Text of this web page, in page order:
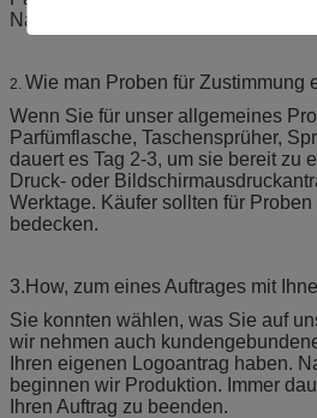
Nagellackentfernerflasche, Auslöser
2. Wie man Proben für Zustimmung
Wenn Sie für unser allgemeines
Parfümflasche, Taschensprüher,
dauert es Tag 2-3, um sie bereit zu
Druck- oder
Werktage. Käufer sollten für
bedecken.
3.How, zum eines Auftrages mit
Sie konnten wählen, was Sie auf
wir nehmen auch
Ihren eigenen Logoantrag haben.
beginnen wir Produktion. Immer
Ihren Auftrag zu beenden.